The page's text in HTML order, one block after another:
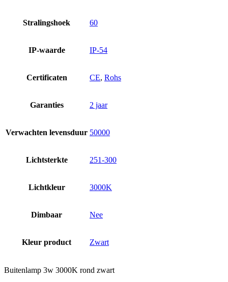
Stralingshoek 60
IP-waarde IP-54
Certificaten CE, Rohs
Garanties 2 jaar
Verwachten levensduur 50000
Lichtsterkte 251-300
Lichtkleur 3000K
Dimbaar Nee
Kleur product Zwart
Buitenlamp 3w 3000K rond zwart